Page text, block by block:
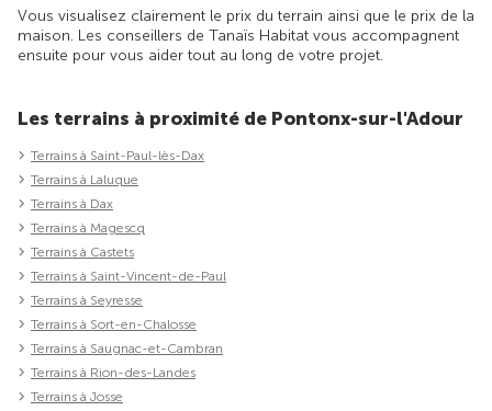
Vous visualisez clairement le prix du terrain ainsi que le prix de la
maison. Les conseillers de Tanaïs Habitat vous accompagnent
ensuite pour vous aider tout au long de votre projet.
Les terrains à proximité de Pontonx-sur-l'Adour
Terrains à Saint-Paul-lès-Dax
Terrains à Laluque
Terrains à Dax
Terrains à Magescq
Terrains à Castets
Terrains à Saint-Vincent-de-Paul
Terrains à Seyresse
Terrains à Sort-en-Chalosse
Terrains à Saugnac-et-Cambran
Terrains à Rion-des-Landes
Terrains à Josse